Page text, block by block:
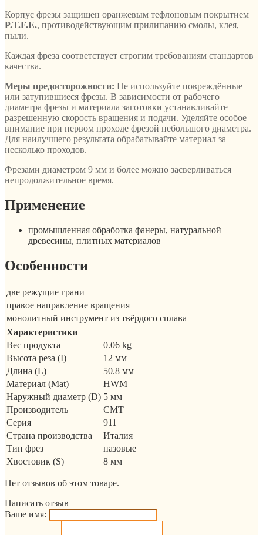
Корпус фрезы защищен оранжевым тефлоновым покрытием
P.T.F.E., противодействующим прилипанию смолы, клея,
пыли.
Каждая фреза соответствует строгим требованиям стандартов
качества.
Меры предосторожности: Не используйте повреждённые
или затупившиеся фрезы. В зависимости от рабочего
диаметра фрезы и материала заготовки устанавливайте
разрешенную скорость вращения и подачи. Уделяйте особое
внимание при первом проходе фрезой небольшого диаметра.
Для наилучшего результата обрабатывайте материал за
несколько проходов.
Фрезами диаметром 9 мм и более можно засверливаться
непродолжительное время.
Применение
промышленная обработка фанеры, натуральной
древесины, плитных материалов
Особенности
две режущие грани
правое направление вращения
монолитный инструмент из твёрдого сплава
Характеристики
Вес продукта
0.06 kg
Высота реза (I)
12 мм
Длина (L)
50.8 мм
Материал (Mat)
HWM
Наружный диаметр (D) 5 мм
Производитель
CMT
Серия
911
Страна производства
Италия
Тип фрез
пазовые
Хвостовик (S)
8 мм
Нет отзывов об этом товаре.
Написать отзыв
Ваше имя: